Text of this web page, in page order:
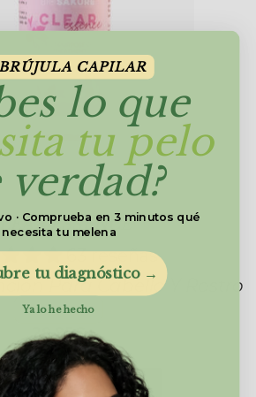
ESSENCE
63 reseñas
Para Cabello Y Rostro
29,95€
AÑADIR AL CARRITO
CAPILAR
lo que
tu pelo
verdad?
· Comprueba en 3 minutos qué
necesita tu melena
tu diagnóstico →
Ya lo he hecho